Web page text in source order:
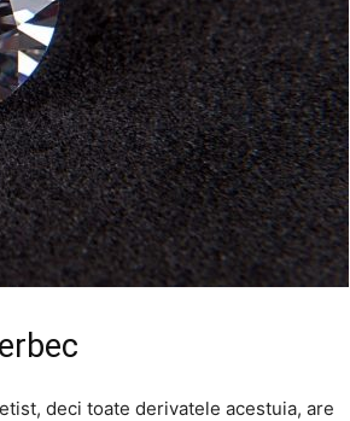
deci toate derivatele acestuia, are